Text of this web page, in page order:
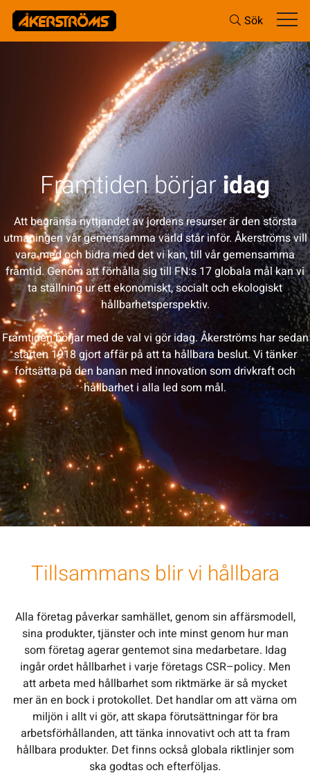
Sök
Framtiden börjaridag
Att begränsa nyttjandet av jordens resurser är den största
utmaningen vår gemensamma värld står inför. Åkerströms vill
vara med och bidra med det vi kan, till vår gemensamma
framtid. Genom att förhålla sig till FN:s 17 globala mål kan vi
ta ställning ur ett ekonomiskt, socialt och ekologiskt
hållbarhetsperspektiv.
Framtiden börjar med de val vi gör idag. Åkerströms har sedan
starten 1918 gjort affär på att ta hållbara beslut. Vi tänker
fortsätta på den banan med innovation som drivkraft och
hållbarhet i alla led som mål.
Tillsammans blir vi hållbara
Alla företag påverkar samhället, genom sin affärsmodell,
sina produkter, tjänster och inte minst genom hur man
som företag agerar gentemot sina medarbetare. Idag
ingår ordet hållbarhet i varje företags CSR–policy. Men
att arbeta med hållbarhet som riktmärke är så mycket
mer än en bock i protokollet. Det handlar om att värna om
miljön i allt vi gör, att skapa förutsättningar för bra
arbetsförhållanden, att tänka innovativt och att ta fram
hållbara produkter. Det finns också globala riktlinjer som
ska godtas och efterföljas.